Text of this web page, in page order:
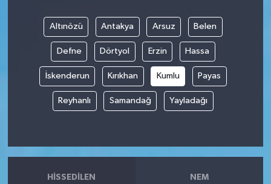
Altınözü Antakya Arsuz Belen
Defne Dörtyol Erzin Hassa
İskenderun Kırıkhan Kumlu Payas
Reyhanlı Samandağ Yayladağı
HISSEDILEN NEM